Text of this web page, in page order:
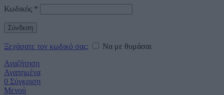
Κωδικός *
Σύνδεση
Ξεχάσατε τον κωδικό σας;
Να με θυμάσαι
Αναζήτηση
Αγαπημένα
0 Σύγκριση
Μενού